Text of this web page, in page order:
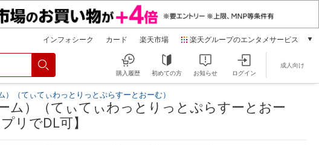
インフォシーク カード 楽天市場 楽天グループのエンタメサービス
本/ゲーム/CD/DVD
電子書籍
動画配信
購入履歴 初めての方 お知らせ ログイン
成人向け
（てぃてぃわっとりっとぷらすーとおーむ）
ム）（てぃてぃわっとりっとぷらすーとおー
リでDL可】